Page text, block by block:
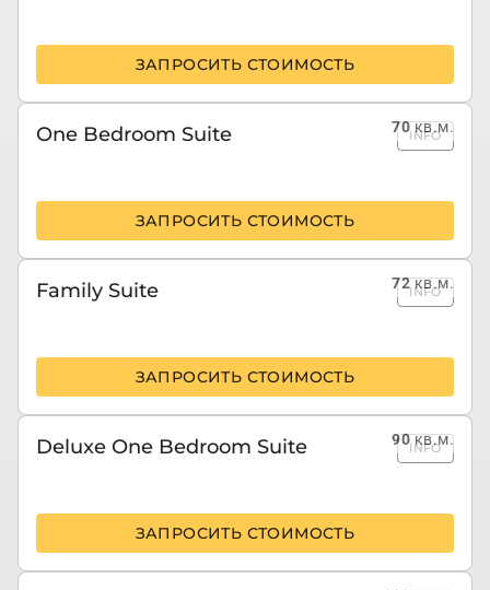
ЗАПРОСИТЬ СТОИМОСТЬ
70кв.м.
One Bedroom Suite INFO
ЗАПРОСИТЬ СТОИМОСТЬ
72кв.м.
Family Suite INFO
ЗАПРОСИТЬ СТОИМОСТЬ
90кв.м.
Deluxe One Bedroom Suite INFO
ЗАПРОСИТЬ СТОИМОСТЬ